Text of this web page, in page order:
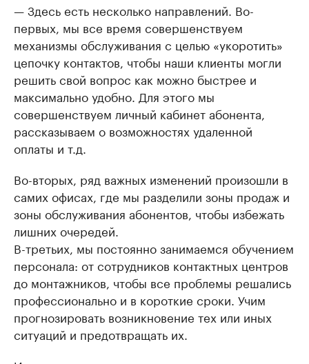
— Здесь есть несколько направлений. Во-
первых, мы все время совершенствуем
механизмы обслуживания с целью «укоротить»
цепочку контактов, чтобы наши клиенты могли
решить свой вопрос как можно быстрее и
максимально удобно. Для этого мы
совершенствуем личный кабинет абонента,
рассказываем о возможностях удаленной
оплаты и т.д.
Во-вторых, ряд важных изменений произошли в
самих офисах, где мы разделили зоны продаж и
зоны обслуживания абонентов, чтобы избежать
лишних очередей.
В-третьих, мы постоянно занимаемся обучением
персонала: от сотрудников контактных центров
до монтажников, чтобы все проблемы решались
профессионально и в короткие сроки. Учим
прогнозировать возникновение тех или иных
ситуаций и предотвращать их.